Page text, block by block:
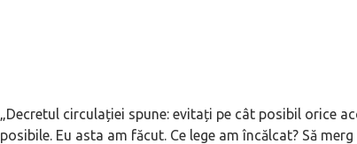
„Decretul circulației spune: evitați pe cât posibil orice
posibile. Eu asta am făcut. Ce lege am încălcat? Să